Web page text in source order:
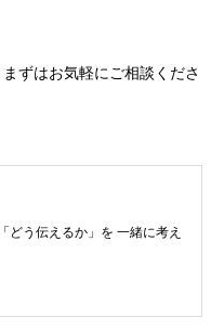
ずはお気軽にご相談くださ
どう伝えるか」を 一緒に考え